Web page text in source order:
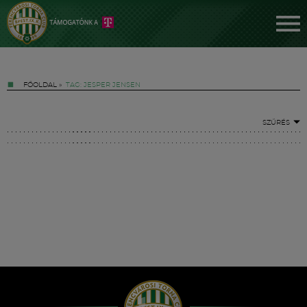
FŐOLDAL » TAG: JESPER JENSEN
SZŰRÉS
Hírek